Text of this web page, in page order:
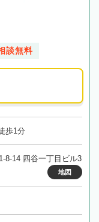
談無料
歩1分
8-14 四谷一丁目ビル3
地図